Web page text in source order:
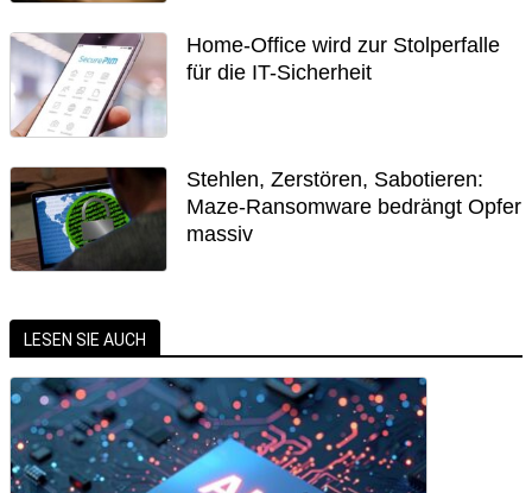
Home-Office wird zur Stolperfalle
für die IT-Sicherheit
Stehlen, Zerstören, Sabotieren:
Maze-Ransomware bedrängt Opfer
massiv
LESEN SIE AUCH